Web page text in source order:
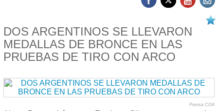
DOS ARGENTINOS SE LLEVARON
MEDALLAS DE BRONCE EN LAS
PRUEBAS DE TIRO CON ARCO
Prensa COA